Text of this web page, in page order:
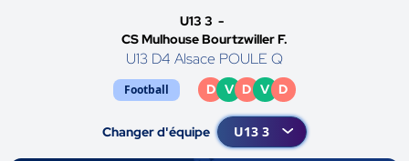
U13 3 -
CS Mulhouse Bourtzwiller F.
U13 D4 Alsace POULE Q
Football D V D V D
Changer d'équipe